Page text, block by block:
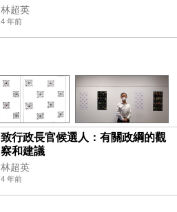
林超英
4 年前
致行政長官候選人：有關政綱的觀
察和建議
林超英
4 年前